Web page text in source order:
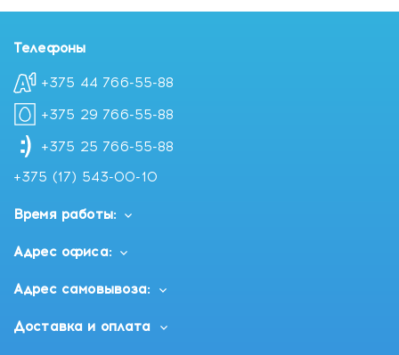
Телефоны
+375 44 766-55-88
+375 29 766-55-88
+375 25 766-55-88
+375 (17) 543-00-10
Время работы:
Адрес офиса:
Адрес самовывоза:
Доставка и оплата